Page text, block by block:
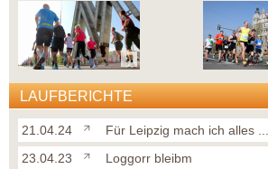
LAUFBERICHTE
21.04.24
Für Leipzig mach ich alles ...
23.04.23
Loggorr bleibm